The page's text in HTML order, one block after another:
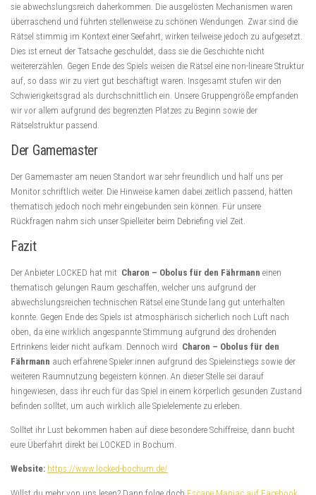
sie abwechslungsreich daherkommen. Die ausgelösten Mechanismen waren
überraschend und führten stellenweise zu schönen Wendungen. Zwar sind die
Rätsel stimmig im Kontext einer Seefahrt, wirken teilweise jedoch zu aufgesetzt.
Dies ist erneut der Tatsache geschuldet, dass sie die Geschichte nicht
weitererzählen. Gegen Ende des Spiels weisen die Rätsel eine non-lineare Struktur
auf, so dass wir zu viert gut beschäftigt waren. Insgesamt stufen wir den
Schwierigkeitsgrad als durchschnittlich ein. Unsere Gruppengröße empfanden
wir vor allem aufgrund des begrenzten Platzes zu Beginn sowie der
Rätselstruktur passend.
Der Gamemaster
Der Gamemaster am neuen Standort war sehr freundlich und half uns per
Monitor schriftlich weiter. Die Hinweise kamen dabei zeitlich passend, hätten
thematisch jedoch noch mehr eingebunden sein können. Für unsere
Rückfragen nahm sich unser Spielleiter beim Debriefing viel Zeit.
Fazit
Der Anbieter LOCKED hat mit Charon – Obolus für den Fährmann einen
thematisch gelungen Raum geschaffen, welcher uns aufgrund der
abwechslungsreichen technischen Rätsel eine Stunde lang gut unterhalten
konnte. Gegen Ende des Spiels ist atmosphärisch sicherlich noch Luft nach
oben, da eine wirklich angespannte Stimmung aufgrund des drohenden
Ertrinkens leider nicht aufkam. Dennoch wird Charon – Obolus für den
Fährmann auch erfahrene Spieler:innen aufgrund des Spieleinstiegs sowie der
weiteren Raumnutzung begeistern können. An dieser Stelle sei darauf
hingewiesen, dass ihr euch für das Spiel in einem körperlich gesunden Zustand
befinden solltet, um auch wirklich alle Spielelemente zu erleben.
Solltet ihr Lust bekommen haben auf diese besondere Schiffreise, dann bucht
eure Überfahrt direkt bei LOCKED in Bochum.
Website: https://www.locked-bochum.de/